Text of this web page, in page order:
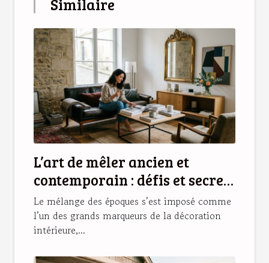
Similaire
L’art de mêler ancien et
contemporain : défis et secrets
d’une déco réussie
Le mélange des époques s’est imposé comme
l’un des grands marqueurs de la décoration
intérieure,...